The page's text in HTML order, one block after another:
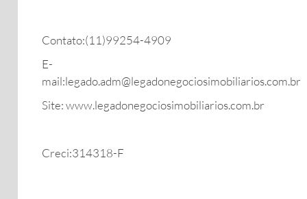
Contato:(11)99254-4909
E-
mail:legado.adm@legadonegociosimobiliarios.com.br
Site: www.legadonegociosimobiliarios.com.br
Creci:314318-F